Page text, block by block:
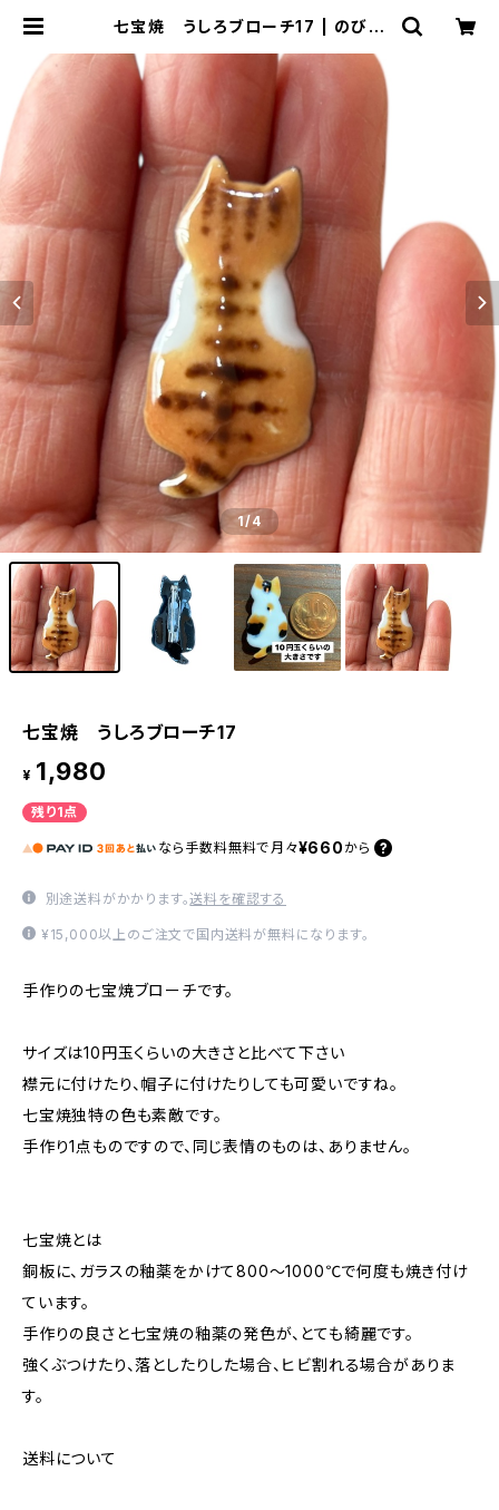
七宝焼 うしろブローチ17 | のび工
1/4
七宝焼 うしろブローチ17
¥ 1,980
残り1点
なら 手数料無料で 月々¥660 から
別途送料がかかります。送料を確認する
¥15,000以上のご注文で国内送料が無料になります。
手作りの七宝焼ブローチです。
サイズは10円玉くらいの大きさと比べて下さい
襟元に付けたり、帽子に付けたりしても可愛いですね。
七宝焼独特の色も素敵です。
手作り1点ものですので、同じ表情のものは、ありません。
七宝焼とは
銅板に、ガラスの釉薬をかけて800〜1000℃で何度も焼き付け
ています。
手作りの良さと七宝焼の釉薬の発色が、とても綺麗です。
強くぶつけたり、落としたりした場合、ヒビ割れる場合がありま
す。
送料について